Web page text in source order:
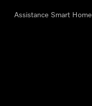
Assistance Smart Home